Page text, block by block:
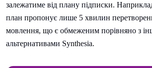
залежатиме від плану підписки.
план пропонує лише 5 хвилин
мовлення, що є обмеженим порівняно з
альтернативами Synthesia.